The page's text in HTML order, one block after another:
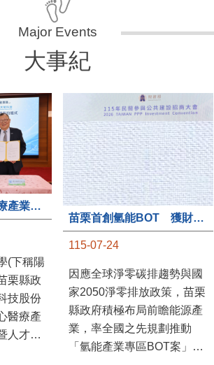
大事紀
縣長見證「核心醫療產業推動園區」產學合作簽約儀式
下稱陽
栗縣政
技股份
醫療產
人才培
栗產業
苗栗首創氫能BOT 獲財政部「突破之翼」肯定
115-07-24
家2050淨零排放政策，苗栗
縣政府積極布局前瞻能源產
業，率全國之先規劃推動
「氫能產業專區BOT案」，
透過促進民間參與公共建設